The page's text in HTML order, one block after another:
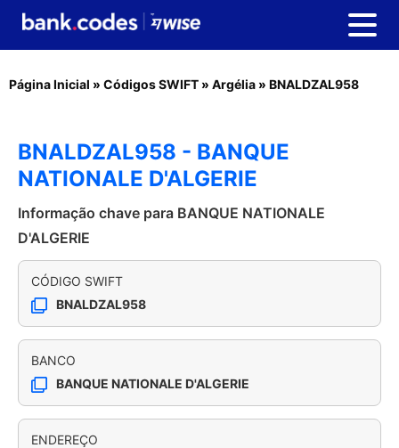
Página Inicial » Códigos SWIFT » Argélia » BNALDZAL958
BNALDZAL958 - BANQUE
NATIONALE D'ALGERIE
Informação chave para BANQUE NATIONALE
D'ALGERIE
CÓDIGO SWIFT
BNALDZAL958
BANCO
BANQUE NATIONALE D'ALGERIE
ENDEREÇO